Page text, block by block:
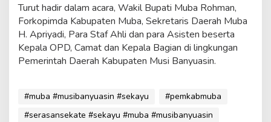
Turut hadir dalam acara, Wakil Bupati Muba Rohman,
Forkopimda Kabupaten Muba, Sekretaris Daerah Muba
H. Apriyadi, Para Staf Ahli dan para Asisten beserta
Kepala OPD, Camat dan Kepala Bagian di lingkungan
Pemerintah Daerah Kabupaten Musi Banyuasin.
#muba #musibanyuasin #sekayu
#pemkabmuba
#serasansekate #sekayu #muba #musibanyuasin